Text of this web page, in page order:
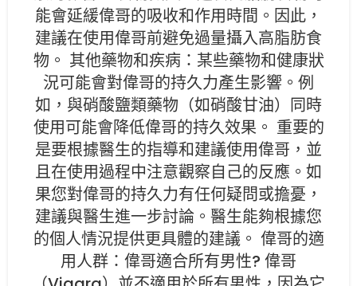
能會延緩偉哥的吸收和作用時間。因此，
建議在使用偉哥前避免過量攝入高脂肪食
物。 其他藥物和疾病：某些藥物和健康狀
況可能會對偉哥的持久力產生影響。例
如，與硝酸鹽類藥物（如硝酸甘油）同時
使用可能會降低偉哥的持久效果。 重要的
是要根據醫生的指導和建議使用偉哥，並
且在使用過程中注意觀察自己的反應。如
果您對偉哥的持久力有任何疑問或擔憂，
建議與醫生進一步討論。醫生能夠根據您
的個人情況提供更具體的建議。 偉哥的適
用人群：偉哥適合所有男性? 偉哥